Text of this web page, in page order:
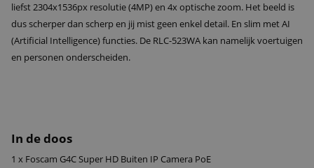
liefst 2304x1536px resolutie (4MP) en 4x optische zoom. Het beeld is
dus scherper dan scherp en jij mist geen enkel detail. En slim met AI
(Artificial Intelligence) functies. De RLC-523WA kan namelijk voertuigen
en personen onderscheiden.
In de doos
1 x Foscam G4C Super HD Buiten IP Camera PoE